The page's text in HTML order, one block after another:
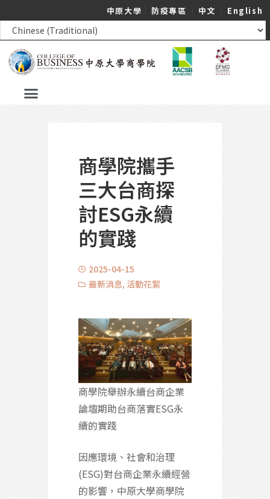
中原大學 防疫專區 中文 English
商學院攜手
三大台商探
討ESG永續
的實踐
2025-04-15
最新消息, 活動花絮
商學院舉辦永續台商企業
論壇期助台商落實ESG永
續的實踐
因應環境、社會和治理
(ESG)對台商企業永續經營
的影響，中原大學商學院